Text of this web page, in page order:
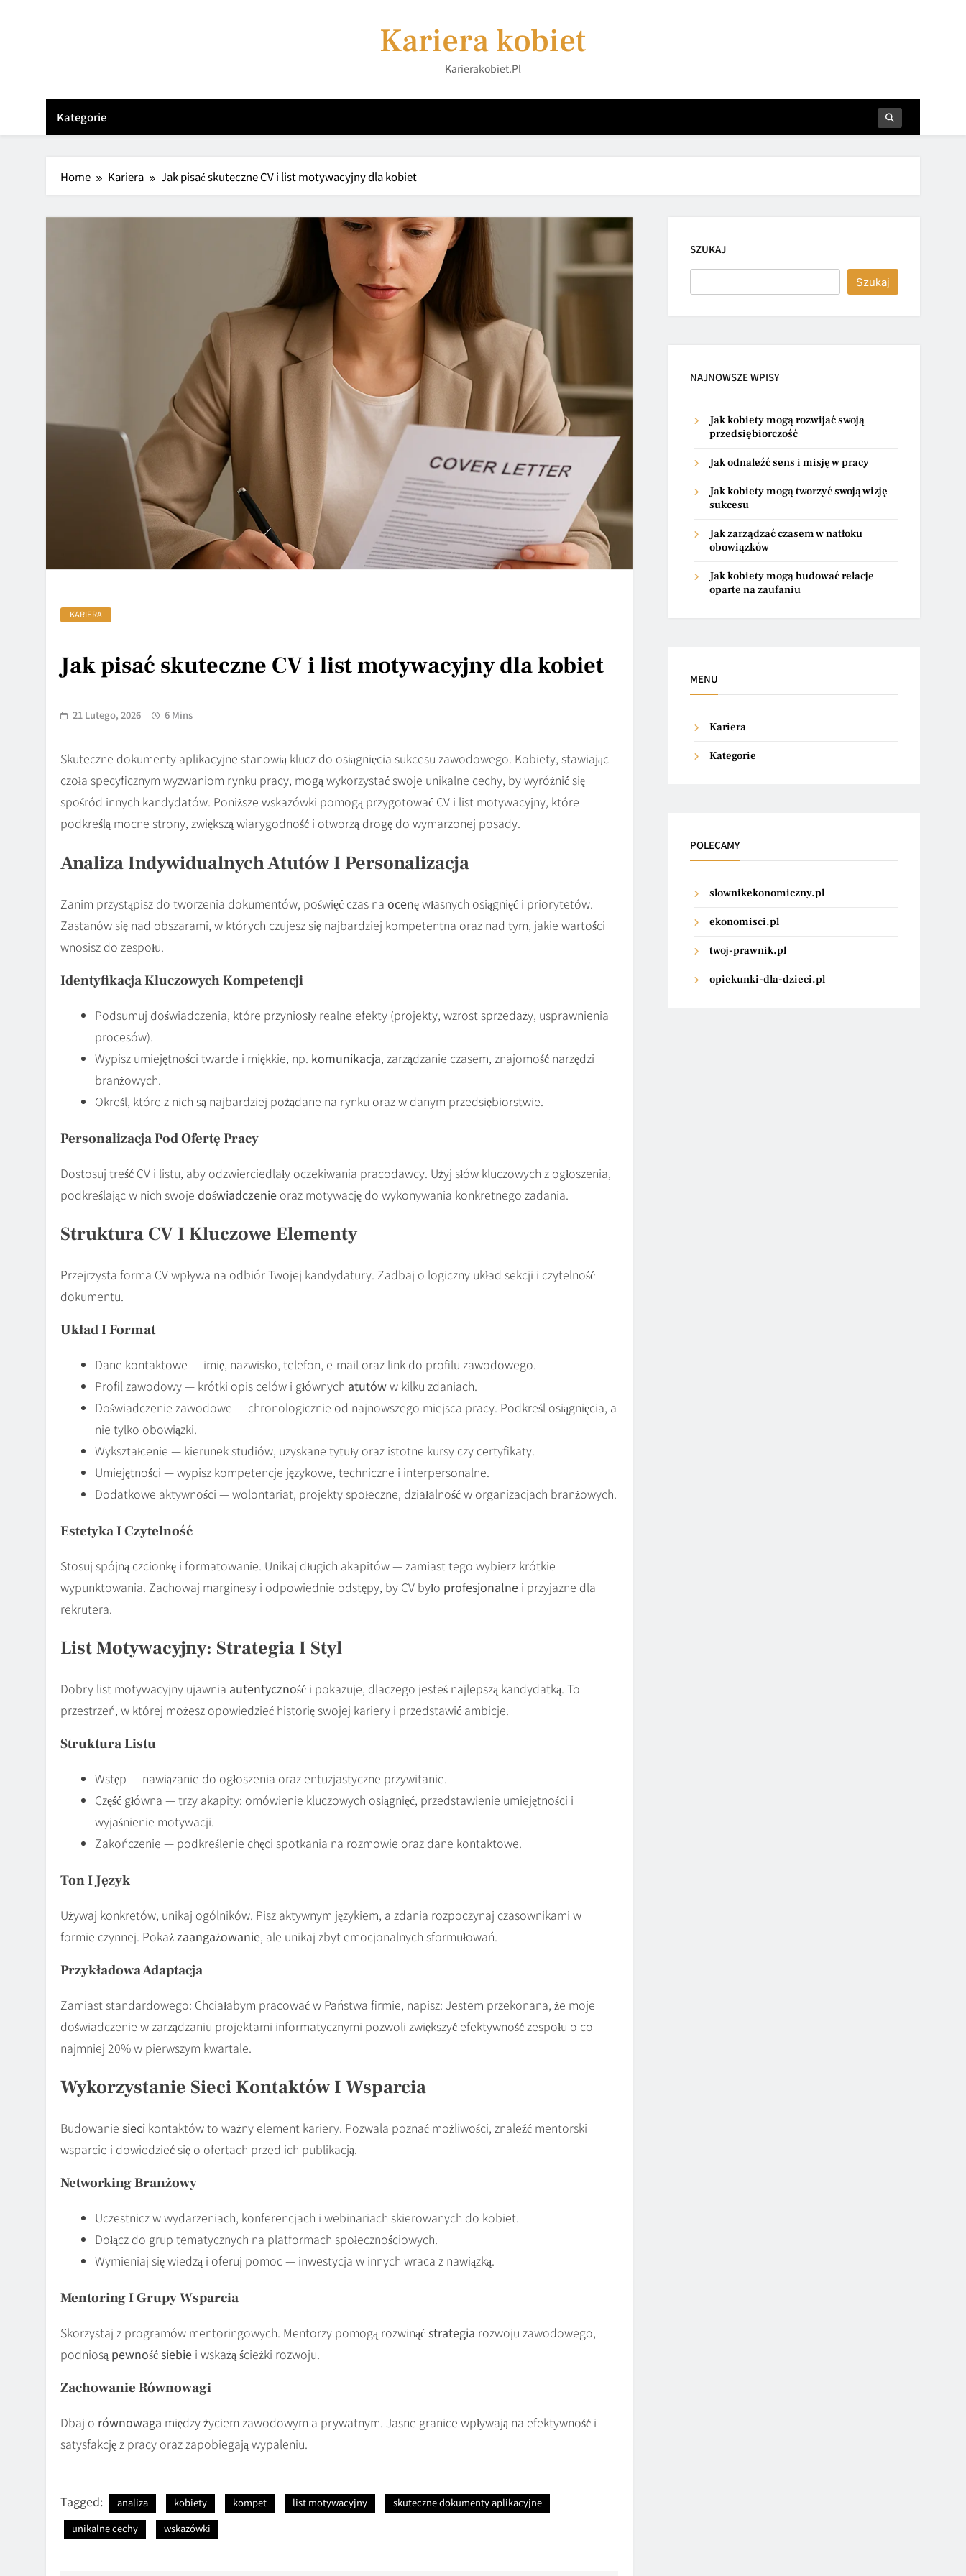
Kariera kobiet
Karierakobiet.pl
Kategorie
Home Kariera Jak pisać skuteczne CV i list motywacyjny dla kobiet
KARIERA
Jak pisać skuteczne CV i list motywacyjny dla kobiet
21 Lutego, 2026 6 Mins
Skuteczne dokumenty aplikacyjne stanowią klucz do osiągnięcia sukcesu zawodowego. Kobiety, stawiając
czoła specyficznym wyzwaniom rynku pracy, mogą wykorzystać swoje unikalne cechy, by wyróżnić się
spośród innych kandydatów. Poniższe wskazówki pomogą przygotować CV i list motywacyjny, które
podkreślą mocne strony, zwiększą wiarygodność i otworzą drogę do wymarzonej posady.
Analiza Indywidualnych Atutów I Personalizacja
Zanim przystąpisz do tworzenia dokumentów, poświęć czas na ocenęwłasnych osiągnięć i priorytetów.
Zastanów się nad obszarami, w których czujesz się najbardziej kompetentna oraz nad tym, jakie wartości
wnosisz do zespołu.
Identyfikacja Kluczowych Kompetencji
Podsumuj doświadczenia, które przyniosły realne efekty (projekty, wzrost sprzedaży, usprawnienia
procesów).
Wypisz umiejętności twarde i miękkie, np. komunikacja, zarządzanie czasem, znajomość narzędzi
branżowych.
Określ, które z nich są najbardziej pożądane na rynku oraz w danym przedsiębiorstwie.
Personalizacja Pod Ofertę Pracy
Dostosuj treść CV i listu, aby odzwierciedlały oczekiwania pracodawcy. Użyj słów kluczowych z ogłoszenia,
podkreślając w nich swoje doświadczenie oraz motywację do wykonywania konkretnego zadania.
Struktura CV I Kluczowe Elementy
Przejrzysta forma CV wpływa na odbiór Twojej kandydatury. Zadbaj o logiczny układ sekcji i czytelność
dokumentu.
Układ I Format
Dane kontaktowe — imię, nazwisko, telefon, e-mail oraz link do profilu zawodowego.
Profil zawodowy — krótki opis celów i głównych atutóww kilku zdaniach.
Doświadczenie zawodowe — chronologicznie od najnowszego miejsca pracy. Podkreśl osiągnięcia, a
nie tylko obowiązki.
Wykształcenie — kierunek studiów, uzyskane tytuły oraz istotne kursy czy certyfikaty.
Umiejętności — wypisz kompetencje językowe, techniczne i interpersonalne.
Dodatkowe aktywności — wolontariat, projekty społeczne, działalność w organizacjach branżowych.
Estetyka I Czytelność
Stosuj spójną czcionkę i formatowanie. Unikaj długich akapitów — zamiast tego wybierz krótkie
wypunktowania. Zachowaj marginesy i odpowiednie odstępy, by CV było profesjonalne i przyjazne dla
rekrutera.
List Motywacyjny: Strategia I Styl
Dobry list motywacyjny ujawnia autentyczność i pokazuje, dlaczego jesteś najlepszą kandydatką. To
przestrzeń, w której możesz opowiedzieć historię swojej kariery i przedstawić ambicje.
Struktura Listu
Wstęp — nawiązanie do ogłoszenia oraz entuzjastyczne przywitanie.
Część główna — trzy akapity: omówienie kluczowych osiągnięć, przedstawienie umiejętności i
wyjaśnienie motywacji.
Zakończenie — podkreślenie chęci spotkania na rozmowie oraz dane kontaktowe.
Ton I Język
Używaj konkretów, unikaj ogólników. Pisz aktywnym językiem, a zdania rozpoczynaj czasownikami w
formie czynnej. Pokażzaangażowanie, ale unikaj zbyt emocjonalnych sformułowań.
Przykładowa Adaptacja
Zamiast standardowego: Chciałabym pracować w Państwa firmie, napisz: Jestem przekonana, że moje
doświadczenie w zarządzaniu projektami informatycznymi pozwoli zwiększyć efektywność zespołu o co
najmniej 20% w pierwszym kwartale.
Wykorzystanie Sieci Kontaktów I Wsparcia
Budowanie sieci kontaktów to ważny element kariery. Pozwala poznać możliwości, znaleźć mentorski
wsparcie i dowiedzieć się o ofertach przed ich publikacją.
Networking Branżowy
Uczestnicz w wydarzeniach, konferencjach i webinariach skierowanych do kobiet.
Dołącz do grup tematycznych na platformach społecznościowych.
Wymieniaj się wiedzą i oferuj pomoc — inwestycja w innych wraca z nawiązką.
Mentoring I Grupy Wsparcia
Skorzystaj z programów mentoringowych. Mentorzy pomogą rozwinąćstrategia rozwoju zawodowego,
podniosą pewność siebie i wskażą ścieżki rozwoju.
Zachowanie Równowagi
Dbaj o równowaga między życiem zawodowym a prywatnym. Jasne granice wpływają na efektywność i
satysfakcję z pracy oraz zapobiegają wypaleniu.
Tagged: analiza kobiety kompet list motywacyjny
skuteczne dokumenty aplikacyjne
unikalne cechy
wskazówki
SZUKAJ
Szukaj
NAJNOWSZE WPISY
Jak kobiety mogą rozwijać swoją
przedsiębiorczość
Jak odnaleźć sens i misję w pracy
Jak kobiety mogą tworzyć swoją wizję
sukcesu
Jak zarządzać czasem w natłoku
obowiązków
Jak kobiety mogą budować relacje
oparte na zaufaniu
MENU
Kariera
Kategorie
POLECAMY
slownikekonomiczny.pl
ekonomisci.pl
twoj-prawnik.pl
opiekunki-dla-dzieci.pl